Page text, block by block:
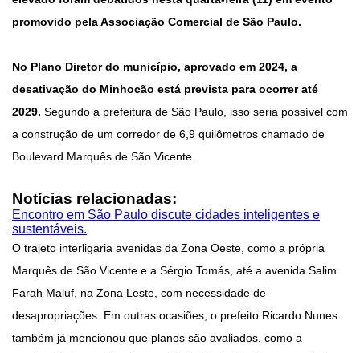
promovido pela Associação Comercial de São Paulo.
No Plano Diretor do município, aprovado em 2024, a
desativação do Minhocão está prevista para ocorrer até
2029. Segundo a prefeitura de São Paulo, isso seria possível com
a construção de um corredor de 6,9 quilômetros chamado de
Boulevard Marquês de São Vicente.
Notícias relacionadas:
Encontro em São Paulo discute cidades inteligentes e
sustentáveis.
O trajeto interligaria avenidas da Zona Oeste, como a própria
Marquês de São Vicente e a Sérgio Tomás, até a avenida Salim
Farah Maluf, na Zona Leste, com necessidade de
desapropriações. Em outras ocasiões, o prefeito Ricardo Nunes
também já mencionou que planos são avaliados, como a